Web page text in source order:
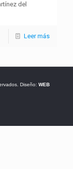
del
Leer más
Diseño: WEB